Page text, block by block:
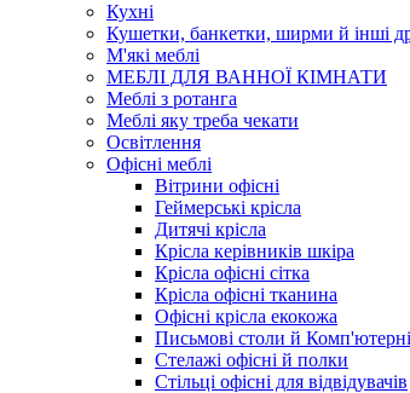
Кухні
Кушетки, банкетки, ширми й інші
М'які меблі
МЕБЛІ ДЛЯ ВАННОЇ КІМНАТИ
Меблі з ротанга
Меблі яку треба чекати
Освітлення
Офісні меблі
Вітрини офісні
Геймерські крісла
Дитячі крісла
Крісла керівників шкіра
Крісла офісні сітка
Крісла офісні тканина
Офісні крісла екокожа
Письмові столи й
Стелажі офісні й полки
Стільці офісні для відвідувачів